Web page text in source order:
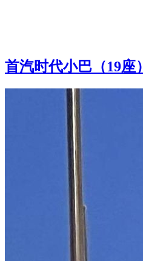
首汽时代小巴（19座）